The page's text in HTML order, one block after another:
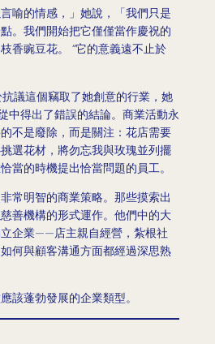
喻的情感，」她說，「我們只是
。我們開始把它僅僅當作慶祝的
香豌豆花。 “它的意義遠不止於
抗議這個竊取了她創意的行業，她
得出了錯誤的結論。商業活動永
不是廢除，而是關注：花店需要
選花材，將勿忘我與玫瑰並列擺
當的時機提出恰當問題的員工。
常明智的商業策略。那些摸索出
善機構的形式運作。他們中的大
企業——店主親自經營，紮根社
何與顧客溝通方面都經過深思熟
該蓬勃發展的企業類型。